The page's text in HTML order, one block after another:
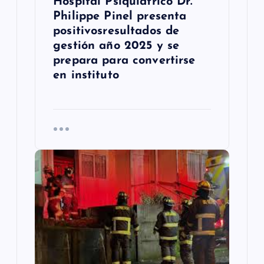
Philippe Pinel presenta
positivosresultados de
gestión año 2025 y se
prepara para convertirse
en instituto